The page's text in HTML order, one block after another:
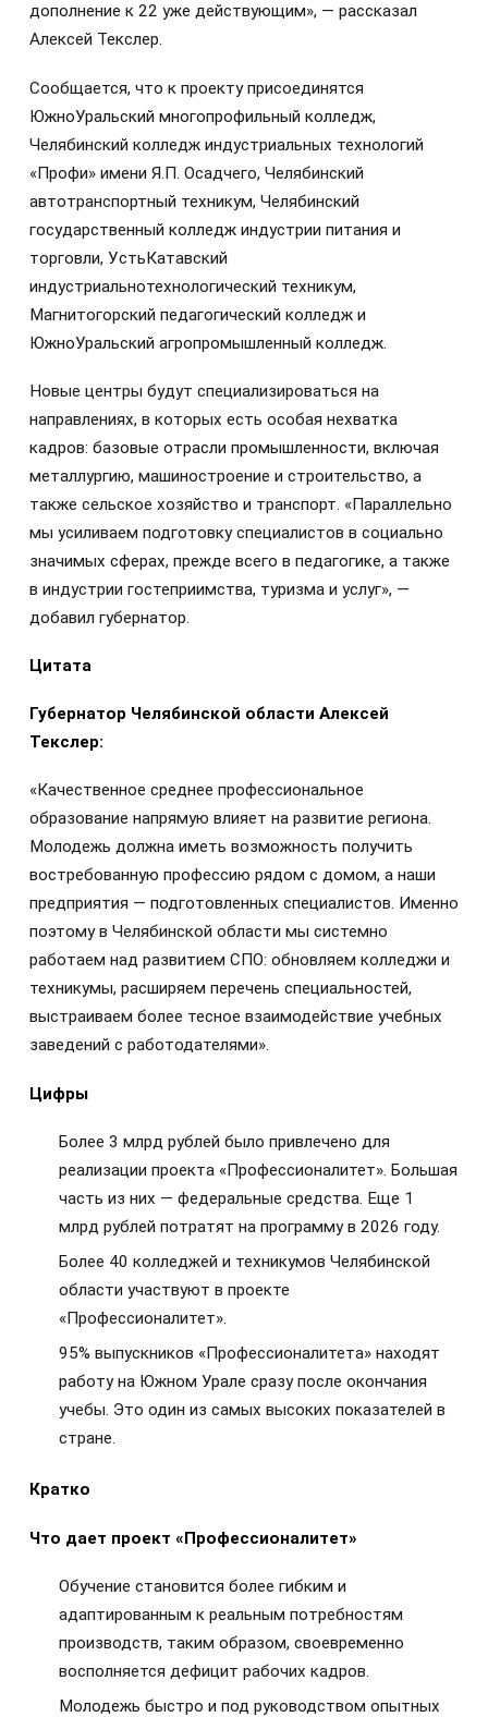
дополнение к 22 уже действующим», — рассказал
Алексей Текслер.
Сообщается, что к проекту присоединятся
ЮжноУральский многопрофильный колледж,
Челябинский колледж индустриальных технологий
«Профи» имени Я.П. Осадчего, Челябинский
автотранспортный техникум, Челябинский
государственный колледж индустрии питания и
торговли, УстьКатавский
индустриальнотехнологический техникум,
Магнитогорский педагогический колледж и
ЮжноУральский агропромышленный колледж.
Новые центры будут специализироваться на
направлениях, в которых есть особая нехватка
кадров: базовые отрасли промышленности, включая
металлургию, машиностроение и строительство, а
также сельское хозяйство и транспорт. «Параллельно
мы усиливаем подготовку специалистов в социально
значимых сферах, прежде всего в педагогике, а также
в индустрии гостеприимства, туризма и услуг», —
добавил губернатор.
Цитата
Губернатор Челябинской области Алексей
Текслер:
«Качественное среднее профессиональное
образование напрямую влияет на развитие региона.
Молодежь должна иметь возможность получить
востребованную профессию рядом с домом, а наши
предприятия — подготовленных специалистов. Именно
поэтому в Челябинской области мы системно
работаем над развитием СПО: обновляем колледжи и
техникумы, расширяем перечень специальностей,
выстраиваем более тесное взаимодействие учебных
заведений с работодателями».
Цифры
Более 3 млрд рублей было привлечено для
реализации проекта «Профессионалитет». Большая
часть из них — федеральные средства. Еще 1
млрд рублей потратят на программу в 2026 году.
Более 40 колледжей и техникумов Челябинской
области участвуют в проекте
«Профессионалитет».
95% выпускников «Профессионалитета» находят
работу на Южном Урале сразу после окончания
учебы. Это один из самых высоких показателей в
стране.
Кратко
Что дает проект «Профессионалитет»
Обучение становится более гибким и
адаптированным к реальным потребностям
производств, таким образом, своевременно
восполняется дефицит рабочих кадров.
Молодежь быстро и под руководством опытных